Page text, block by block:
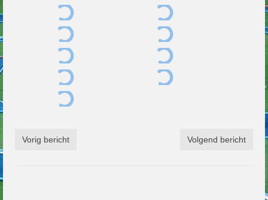
Vorig bericht Volgend bericht